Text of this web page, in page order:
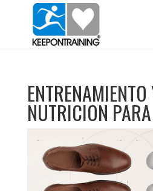
ENTRENAMIENTO
NUTRICION